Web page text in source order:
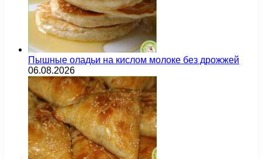
Пышные оладьи на кислом молоке без дрожжей
06.08.2026